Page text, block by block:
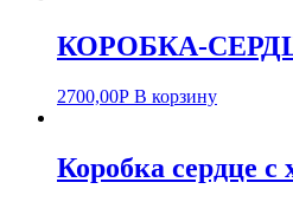
КОРОБКА-
2700,00Р В корзину
Коробка сердце